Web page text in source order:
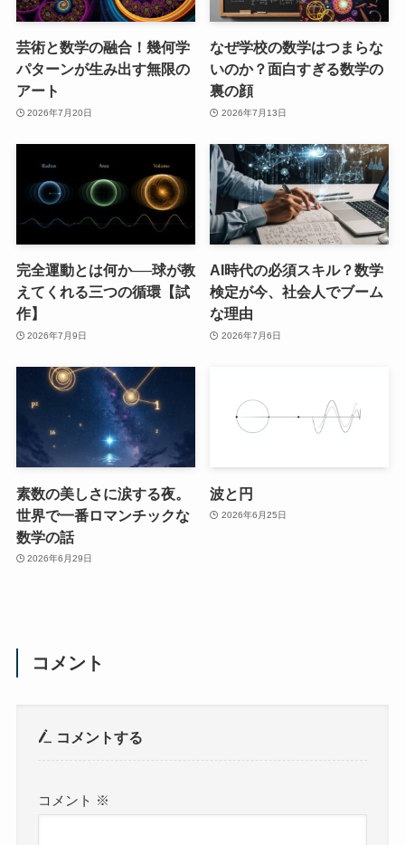
芸術と数学の融合！幾何学
パターンが生み出す無限の
アート
2026年7月20日
なぜ学校の数学はつまらな
いのか？面白すぎる数学の
裏の顔
2026年7月13日
完全運動とは何か──球が教
えてくれる三つの循環【試
作】
2026年7月9日
AI時代の必須スキル？数学
検定が今、社会人でブーム
な理由
2026年7月6日
素数の美しさに涙する夜。
世界で一番ロマンチックな
数学の話
2026年6月29日
波と円
2026年6月25日
コメント
コメントする
コメント ※